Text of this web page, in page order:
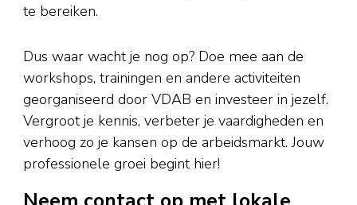
te bereiken.
Dus waar wacht je nog op? Doe mee aan de
workshops, trainingen en andere activiteiten
georganiseerd door VDAB en investeer in jezelf.
Vergroot je kennis, verbeter je vaardigheden en
verhoog zo je kansen op de arbeidsmarkt. Jouw
professionele groei begint hier!